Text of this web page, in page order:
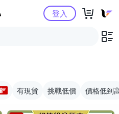
Yahoo購物中心登入
有現貨 挑戰低價 價格低到